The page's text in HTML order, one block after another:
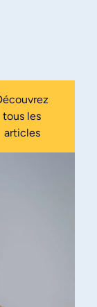
tous les
articles